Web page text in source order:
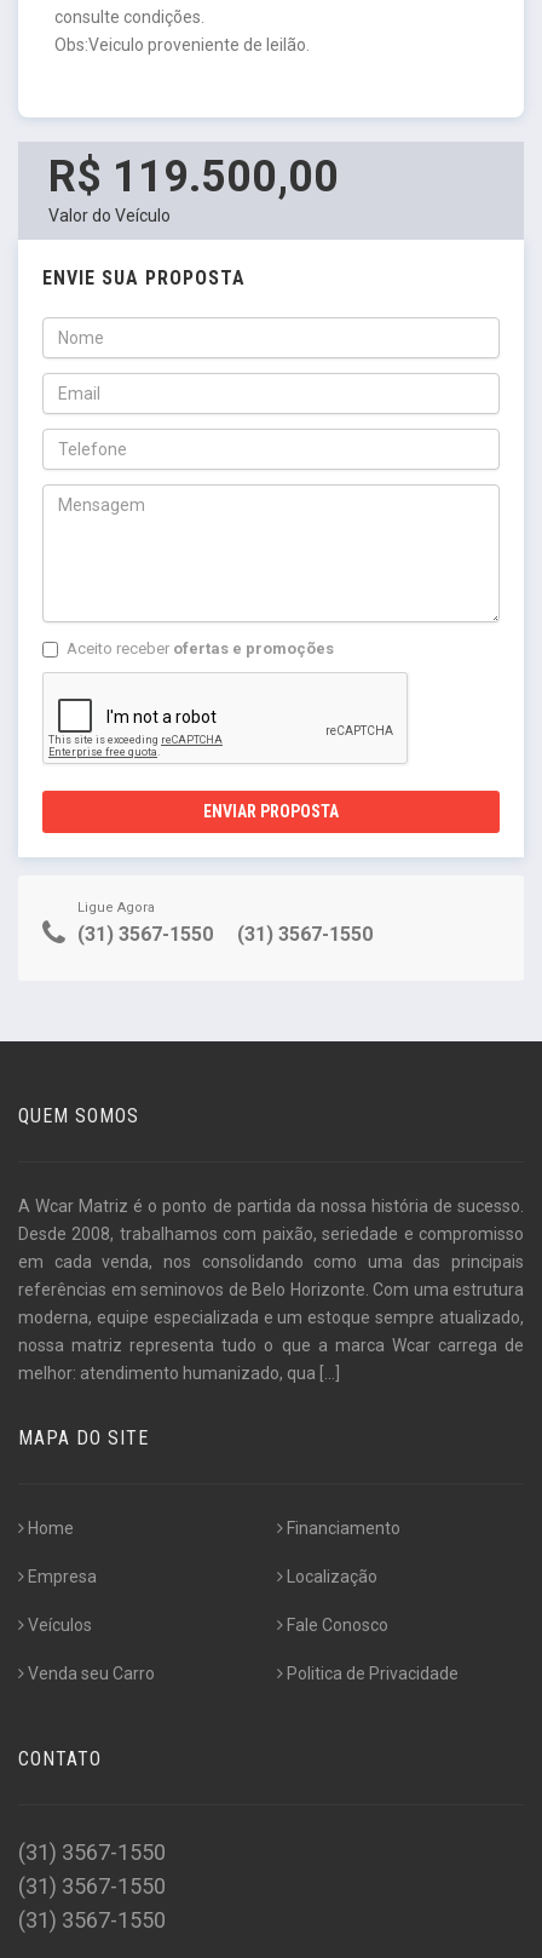
consulte condições.
Obs:Veiculo proveniente de leilão.
R$ 119.500,00
Valor do Veículo
ENVIE SUA PROPOSTA
Aceito receber ofertas e promoções
ENVIAR PROPOSTA
Ligue Agora
(31) 3567-1550 (31) 3567-1550
QUEM SOMOS
A Wcar Matriz é o ponto de partida da nossa história de sucesso.
Desde 2008, trabalhamos com paixão, seriedade e compromisso
em cada venda, nos consolidando como uma das principais
referências em seminovos de Belo Horizonte. Com uma estrutura
moderna, equipe especializada e um estoque sempre atualizado,
nossa matriz representa tudo o que a marca Wcar carrega de
melhor: atendimento humanizado, qua [...]
MAPA DO SITE
Home
Empresa
Veículos
Venda seu Carro
Financiamento
Localização
Fale Conosco
Politica de Privacidade
CONTATO
(31) 3567-1550
(31) 3567-1550
(31) 3567-1550